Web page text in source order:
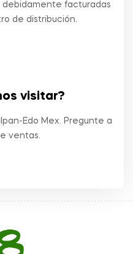
debidamente facturadas
de distribución.
visitar?
Edo Mex. Pregunte a
ventas.